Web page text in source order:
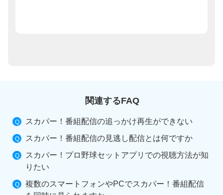
関連するFAQ
スカパー！番組配信の追っかけ再生ができない
スカパー！番組配信の見逃し配信とは何ですか
スカパー！プロ野球セットアプリでの視聴方法が知
りたい
複数のスマートフォンやPCでスカパー！番組配信